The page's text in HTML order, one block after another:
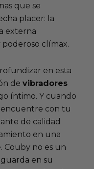
que se
placer: la
externa
clímax.
en esta
devibradores
íntimo. Y cuando
encuentre con tu
de calidad
en una
Couby no es un
en su